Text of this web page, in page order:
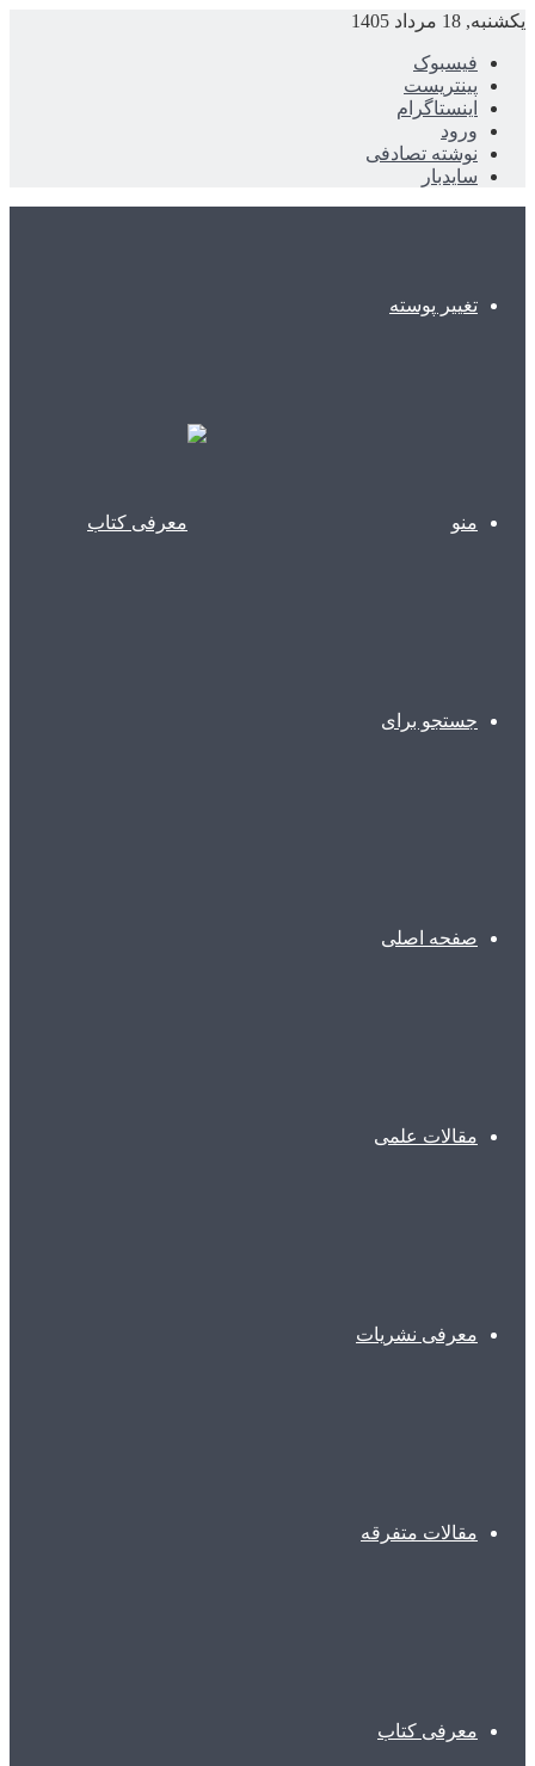
یکشنبه, 18 مرداد 1405
فیسبوک
پینتریست
اینستاگرام
ورود
نوشته تصادفی
سایدبار
تغییر پوسته
منو
جستجو برای
صفحه اصلی
مقالات علمی
معرفی نشریات
مقالات متفرقه
معرفی کتاب